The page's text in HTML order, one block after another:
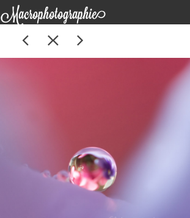
Macrophotographie